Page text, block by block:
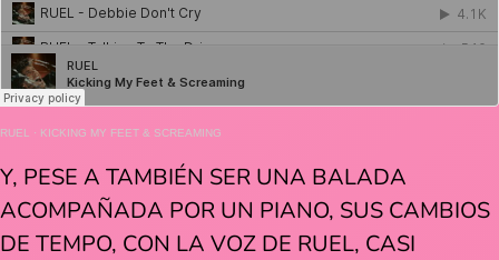
RUEL · KICKING MY FEET & SCREAMING
Y, PESE A TAMBIÉN SER UNA BALADA
ACOMPAÑADA POR UN PIANO, SUS CAMBIOS
DE TEMPO, CON LA VOZ DE RUEL, CASI